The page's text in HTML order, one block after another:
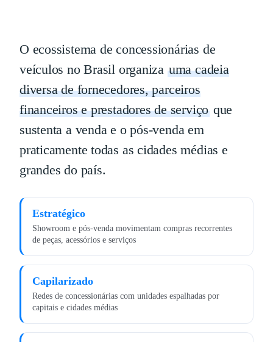
O ecossistema de concessionárias de
veículos no Brasil organiza uma cadeia
diversa de fornecedores, parceiros
financeiros e prestadores de serviço que
sustenta a venda e o pós-venda em
praticamente todas as cidades médias e
grandes do país.
Estratégico
Showroom e pós-venda movimentam compras recorrentes
de peças, acessórios e serviços
Capilarizado
Redes de concessionárias com unidades espalhadas por
capitais e cidades médias